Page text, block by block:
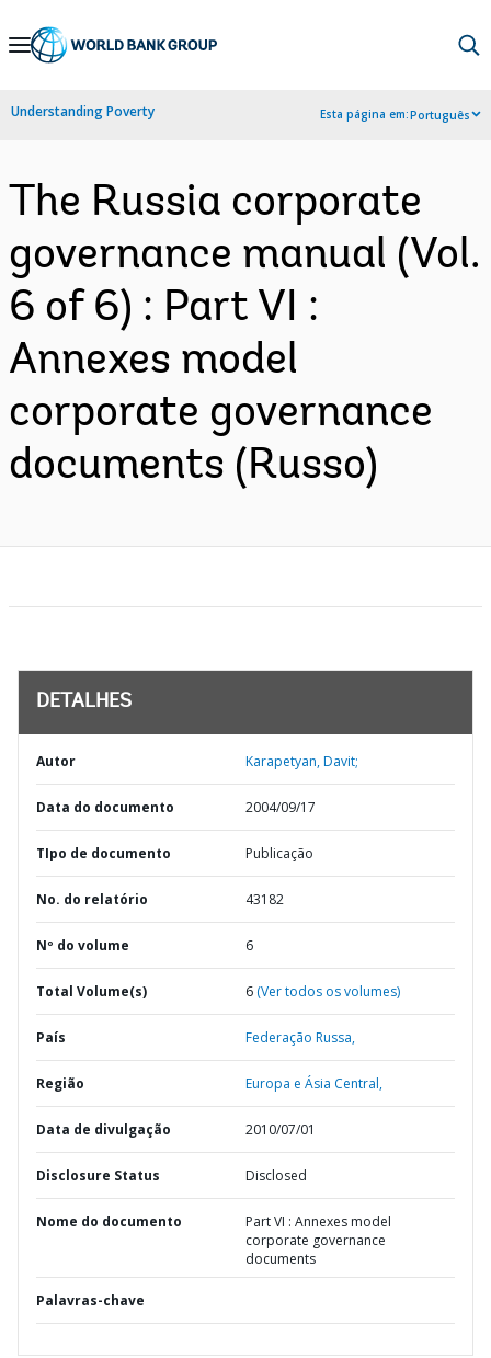
Skip
Navigation
Understanding Poverty Esta página em:Português
The Russia corporate
governance manual (Vol.
6 of 6) : Part VI :
Annexes model
corporate governance
documents (Russo)
DETALHES
Autor Karapetyan, Davit;
Data do documento 2004/09/17
TIpo de documento Publicação
No. do relatório 43182
Nº do volume 6
Total Volume(s) 6 (Ver todos os volumes)
País Federação Russa,
Região Europa e Ásia Central,
Data de divulgação 2010/07/01
Disclosure Status Disclosed
Nome do documento
Part VI : Annexes model
corporate governance
documents
Palavras-chave